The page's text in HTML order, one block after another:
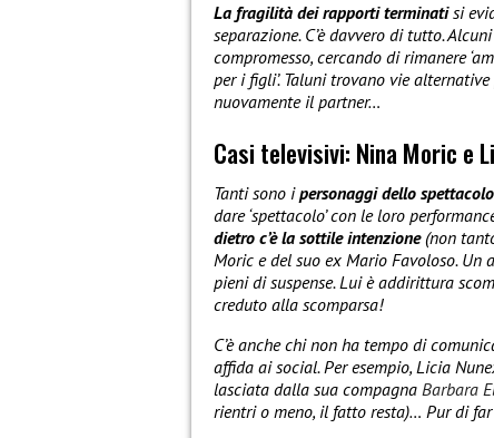
La fragilità dei rapporti terminatisi
separazione. C’è davvero di tutto.
compromesso, cercando di rimanere
per i figli’. Taluni trovano vie
nuovamente il partner…
Casi televisivi: Nina Moric e
Tanti sono ipersonaggi dello
dare ‘spettacolo’ con le loro
dietro c’è la sottile intenzione(non
Moric e del suo ex Mario Favoloso.
pieni di suspense. Lui è addirittura
creduto alla scomparsa!
C’è anche chi non ha tempo di
affida ai social. Per esempio, Licia
lasciata dalla sua compagna Barbara
rientri o meno, il fatto resta)… Pur di